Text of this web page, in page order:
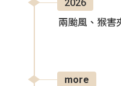
2026
兩颱風、猴害
more